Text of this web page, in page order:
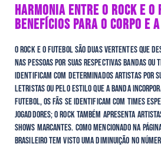
HARMONIA ENTRE O ROCK E O
BENEFÍCIOS PARA O CORPO E
O rock e o futebol são duas vertentes que
nas pessoas por suas respectivas bandas ou
identificam com determinados artistas por
letristas ou pelo estilo que a banda
futebol, os fãs se identificam com times
jogaddores; o rock também apresenta
shows marcantes. Como mencionado na
brasileiro tem visto uma diminuição no